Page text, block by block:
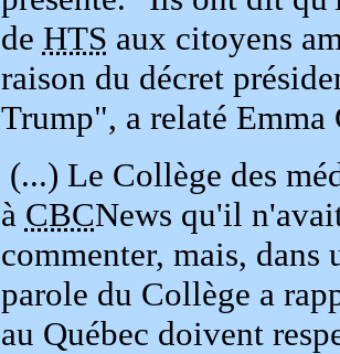
de HTS aux citoyens
raison du décret
Trump , a relaté Emma
(...) Le Collège des
à CBCNews qu'il
commenter, mais,
parole du Collège a
au Québec doivent